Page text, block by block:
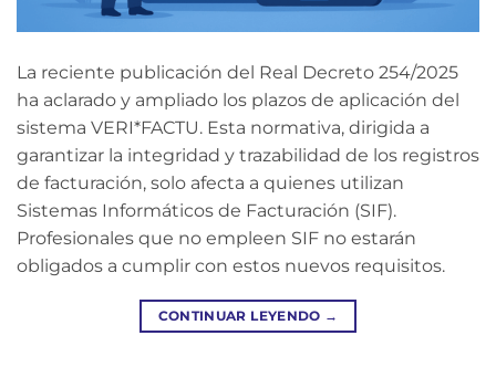
La reciente publicación del Real Decreto 254/2025
ha aclarado y ampliado los plazos de aplicación del
sistema VERI*FACTU. Esta normativa, dirigida a
garantizar la integridad y trazabilidad de los registros
de facturación, solo afecta a quienes utilizan
Sistemas Informáticos de Facturación (SIF).
Profesionales que no empleen SIF no estarán
obligados a cumplir con estos nuevos requisitos.
CONTINUAR LEYENDO →